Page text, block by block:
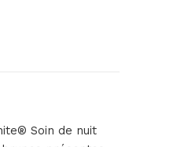
Soin de nuit